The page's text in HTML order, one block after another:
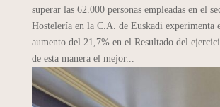
superar las 62.000 personas empleadas en el
Hostelería en la C.A. de Euskadi experimenta
aumento del 21,7% en el Resultado del
de esta manera el mejor...